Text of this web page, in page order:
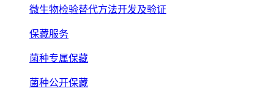
微生物检验替代方法开发及验证
保藏服务
菌种专属保藏
菌种公开保藏